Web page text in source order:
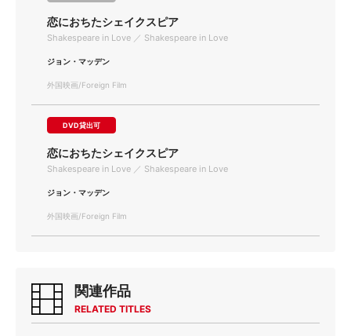
恋におちたシェイクスピア
Shakespeare in Love ／ Shakespeare in Love
ジョン・マッデン
外国映画/Foreign Film
DVD貸出可
恋におちたシェイクスピア
Shakespeare in Love ／ Shakespeare in Love
ジョン・マッデン
外国映画/Foreign Film
関連作品
RELATED TITLES